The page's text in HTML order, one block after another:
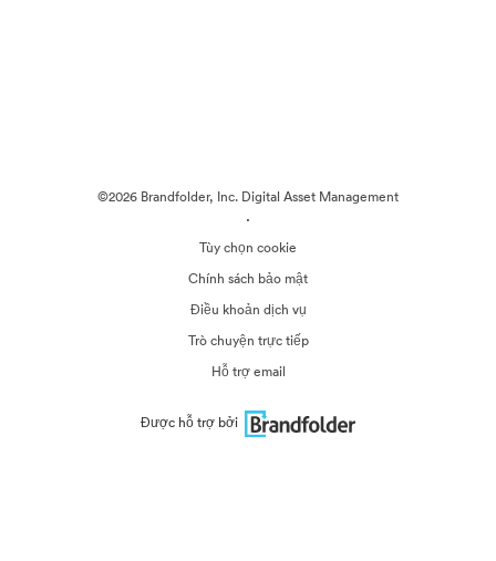
©2026 Brandfolder, Inc. Digital Asset Management
·
Tùy chọn cookie
Chính sách bảo mật
Điều khoản dịch vụ
Trò chuyện trực tiếp
Hỗ trợ email
Được hỗ trợ bởi